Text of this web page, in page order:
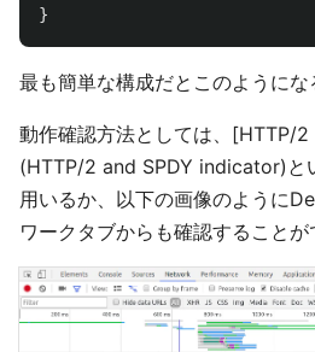
}
最も簡単な構成だとこのようにな
動作確認方法としては、[HTTP/
(HTTP/2 and SPDY indicator)と
用いるか、以下の画像のように
ワークタブからも確認することが